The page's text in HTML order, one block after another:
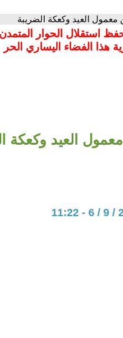
معمول العيد وكعكة الضريبة
استقلال الحوار
هذا الفضاء اليساري الحر
العيد وكعكة